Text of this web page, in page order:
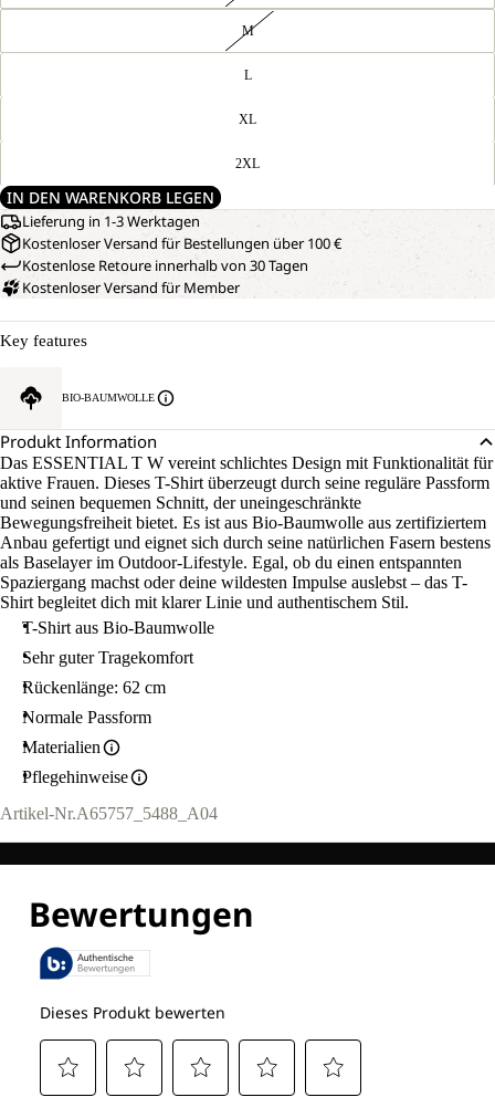
M
L
XL
2XL
IN DEN WARENKORB LEGEN
Lieferung in 1-3 Werktagen
Kostenloser Versand für Bestellungen über 100 €
Kostenlose Retoure innerhalb von 30 Tagen
Kostenloser Versand für Member
Key features
BIO-BAUMWOLLE
Produkt Information
Das ESSENTIAL T W vereint schlichtes Design mit Funktionalität für
aktive Frauen. Dieses T-Shirt überzeugt durch seine reguläre Passform
und seinen bequemen Schnitt, der uneingeschränkte
Bewegungsfreiheit bietet. Es ist aus Bio-Baumwolle aus zertifiziertem
Anbau gefertigt und eignet sich durch seine natürlichen Fasern bestens
als Baselayer im Outdoor-Lifestyle. Egal, ob du einen entspannten
Spaziergang machst oder deine wildesten Impulse auslebst – das T-
Shirt begleitet dich mit klarer Linie und authentischem Stil.
T-Shirt aus Bio-Baumwolle
Sehr guter Tragekomfort
Rückenlänge: 62 cm
Normale Passform
Materialien
Pflegehinweise
Artikel-Nr.A65757_5488_A04